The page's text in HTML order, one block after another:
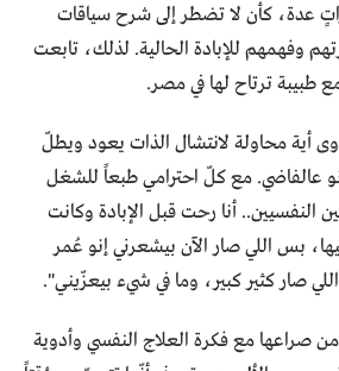
عدة، كأن لا تضطر إلى شرح سياقات
وفهمهم للإبادة الحالية. لذلك، تابعت
ترتاح لها في مصر.
أية محاولة لانتشال الذات يعود ويطلّ
عالفاضي. مع كلّ احترامي طبعاً للشغل
النفسيين.. أنا رحت قبل الإبادة وكانت
بس اللي صار الآن بيشعرني إنو عُمر
صار كثير كبير، وما في شيء بيعزّيني".
صراعها مع فكرة العلاج النفسي وأدوية